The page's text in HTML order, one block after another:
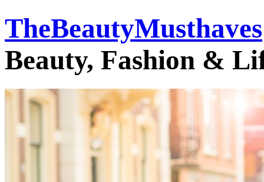
TheBeautyMusthaves
Beauty, Fashion &